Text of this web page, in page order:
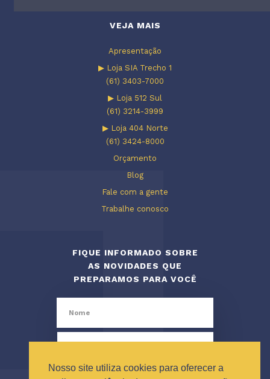
VEJA MAIS
Apresentação
▶ Loja SIA Trecho 1
(61) 3403-7000
▶ Loja 512 Sul
(61) 3214-3999
▶ Loja 404 Norte
(61) 3424-8000
Orçamento
Blog
Fale com a gente
Trabalhe conosco
FIQUE INFORMADO SOBRE
AS NOVIDADES QUE
PREPARAMOS PARA VOCÊ
Nosso site utiliza cookies para oferecer a